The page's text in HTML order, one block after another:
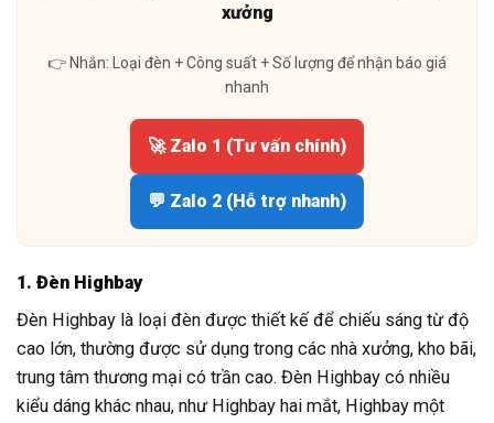
xưởng
👉 Nhắn: Loại đèn + Công suất + Số lượng để nhận báo giá
nhanh
🚀 Zalo 1 (Tư vấn chính)
💬 Zalo 2 (Hỗ trợ nhanh)
1. Đèn Highbay
Đèn Highbay là loại đèn được thiết kế để chiếu sáng từ độ
cao lớn, thường được sử dụng trong các nhà xưởng, kho bãi,
trung tâm thương mại có trần cao. Đèn Highbay có nhiều
kiểu dáng khác nhau, như Highbay hai mắt, Highbay một